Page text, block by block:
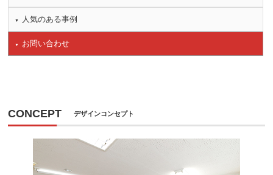
人気のある事例
お問い合わせ
CONCEPT デザインコンセプト